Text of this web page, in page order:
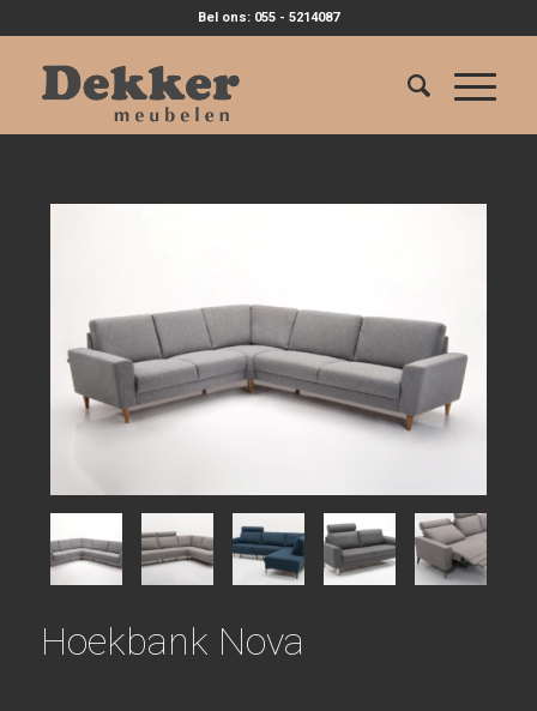
Bel ons: 055 - 5214087
Hoekbank Nova